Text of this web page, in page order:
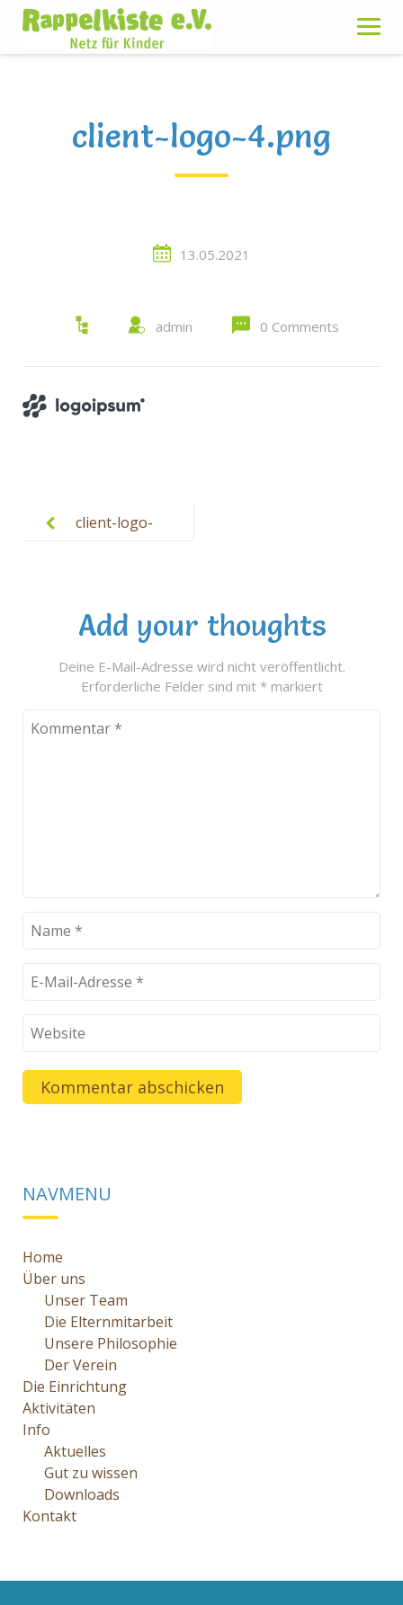
Skip
content
client-logo-4.png
13.05.2021
admin 0 Comments
navigationclient-logo-
Add your thoughts
Deine E-Mail-Adresse wird nicht veröffentlicht.
Erforderliche Felder sind mit *markiert
NAVMENU
Home
Über uns
Unser Team
Die Elternmitarbeit
Unsere Philosophie
Der Verein
Die Einrichtung
Aktivitäten
Info
Aktuelles
Gut zu wissen
Downloads
Kontakt